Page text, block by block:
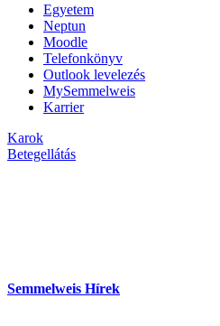
Egyetem
Neptun
Moodle
Telefonkönyv
Outlook levelezés
MySemmelweis
Karrier
Karok
Betegellátás
Semmelweis Hírek